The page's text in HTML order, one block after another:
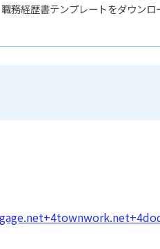
務経歴書テンプレートをダウン
+4townwork.net+4